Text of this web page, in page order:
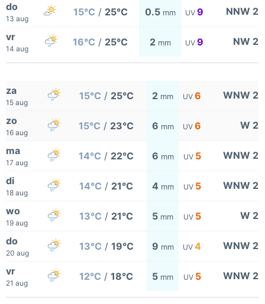
do
13 aug
15°C / 25°C 0.5 mm UV 9 NNW 2
vr
14 aug
16°C / 25°C 2 mm UV 9 NW 2
za
15 aug
15°C / 25°C 2 mm UV 6 WNW 2
zo
16 aug
15°C / 23°C 6 mm UV 6 W 2
ma
17 aug
14°C / 22°C 6 mm UV 5 WNW 2
di
18 aug
14°C / 21°C 4 mm UV 5 WNW 2
wo
19 aug
13°C / 21°C 5 mm UV 5 W 2
do
20 aug
13°C / 19°C 9 mm UV 4 WNW 2
vr
21 aug
12°C / 18°C 5 mm UV 5 WNW 2